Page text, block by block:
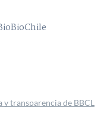
y transparencia de BBCL